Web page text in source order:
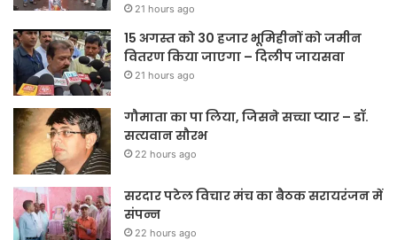
21 hours ago
15 अगस्त को 30 हजार भूमिहीनों को जमीन
वितरण किया जाएगा – दिलीप जायसवा
21 hours ago
गौमाता का पा लिया, जिसने सच्चा प्यार – डॉ.
सत्यवान सौरभ
22 hours ago
सरदार पटेल विचार मंच का बैठक सरायरंजन में
संपन्न
22 hours ago